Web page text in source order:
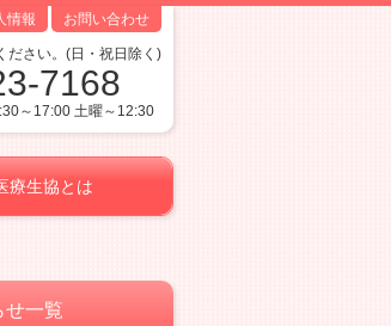
情報 お問い合わせ
ださい。(日・祝日除く)
7168
～17:00 土曜～12:30
療生協とは
せ一覧